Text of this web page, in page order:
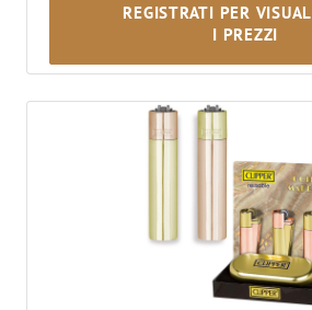
REGISTRATI PER
I PREZZI